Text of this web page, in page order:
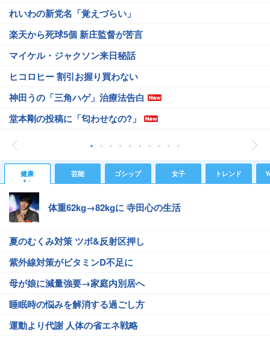
れいわの新党名「覚えづらい」
楽天から死球5個 新庄監督が苦言
マイケル・ジャクソン来日秘話
ヒコロヒー 割引お握り買わない
神田うの「三角ハゲ」治療法告白
堂本剛の投稿に「匂わせなの?」
健康 芸能 ゴシップ 女子 トレンド
体重62kg→82kgに 寺田心の生活
夏のむくみ対策 ツボ&反射区押し
紫外線対策がビタミンD不足に
母が娘に減量強要→家庭内別居へ
睡眠時の悩みを解消する過ごし方
運動より代謝 人体の省エネ戦略